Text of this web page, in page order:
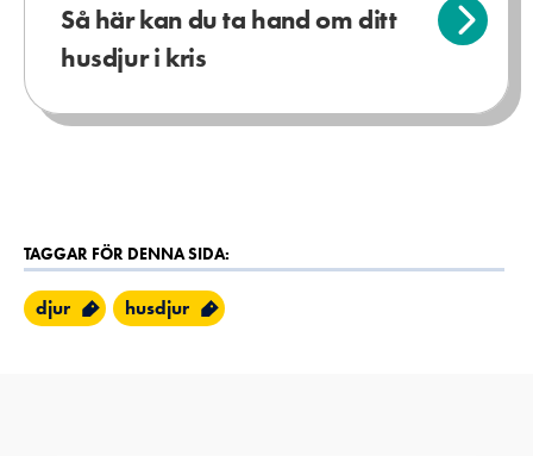
Så här kan du ta hand om ditt
husdjur i kris
TAGGAR FÖR DENNA SIDA:
djur husdjur